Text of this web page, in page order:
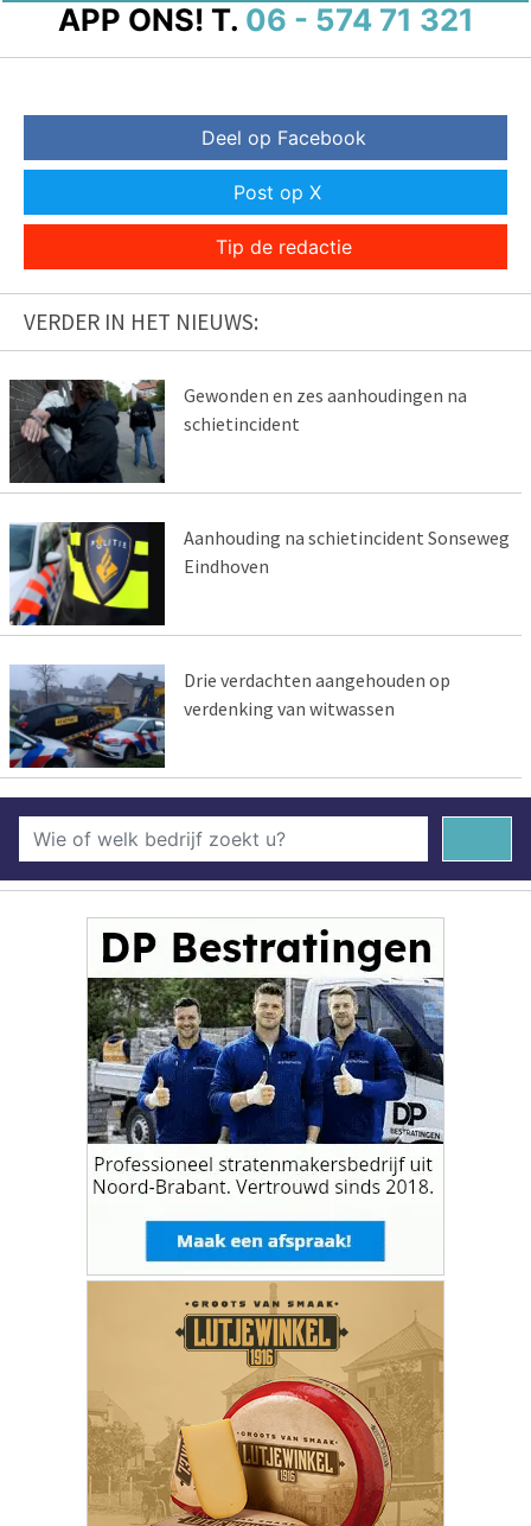
APP ONS! T. 06 - 574 71 321
Deel op Facebook
Post op X
Tip de redactie
VERDER IN HET NIEUWS:
Gewonden en zes aanhoudingen na
schietincident
Aanhouding na schietincident Sonseweg
Eindhoven
Drie verdachten aangehouden op
verdenking van witwassen